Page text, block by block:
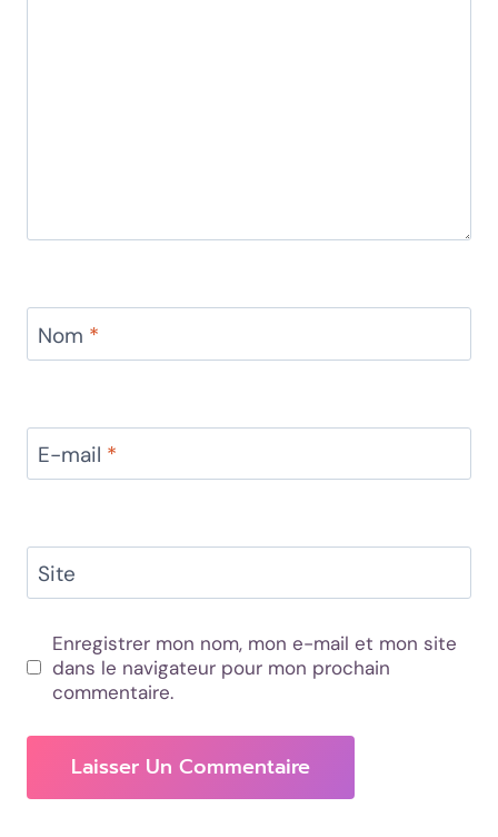
Nom *
E-mail *
Site
Enregistrer mon nom, mon e-mail et mon site
dans le navigateur pour mon prochain
commentaire.